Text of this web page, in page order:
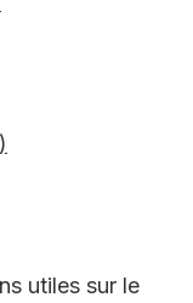
utiles sur le